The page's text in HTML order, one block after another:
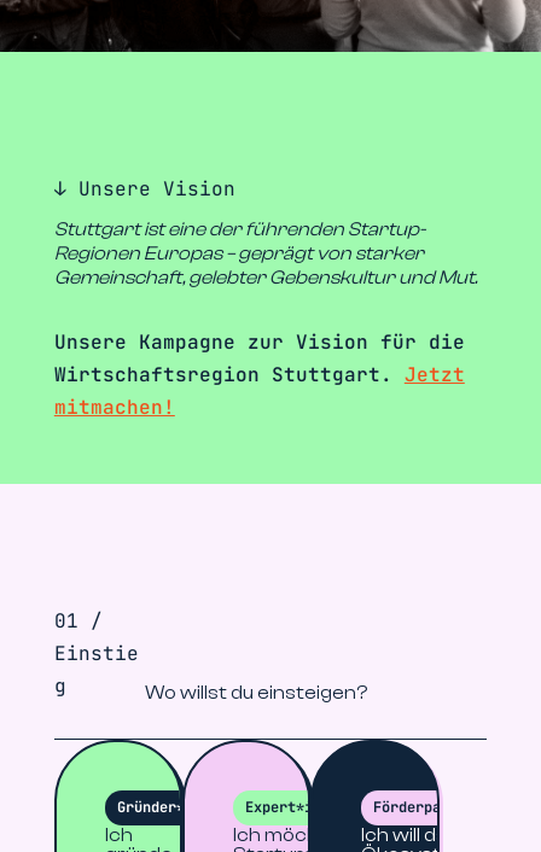
↓ Unsere Vision
Stuttgart ist eine der führenden Startup-
Regionen Europas – geprägt von starker
Gemeinschaft, gelebter Gebenskultur und Mut.
Unsere Kampagne zur Vision für die
Wirtschaftsregion Stuttgart. Jetzt
mitmachen!
01 /
Einstie
g
Wo willst du einsteigen?
Gründer*innen
Ich
Expert*innen
Ich möchte
Förderpartner
Ich will das